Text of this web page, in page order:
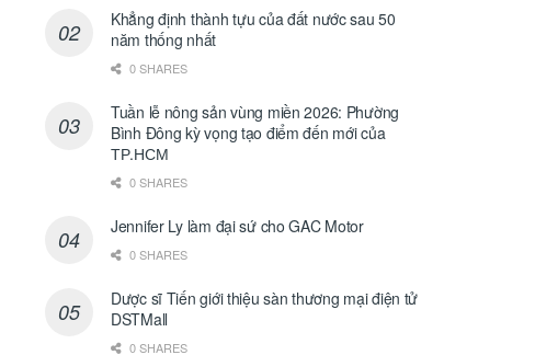
Khẳng định thành tựu của đất nước sau 50
năm thống nhất
0 SHARES
Tuần lễ nông sản vùng miền 2026: Phường
Bình Đông kỳ vọng tạo điểm đến mới của
ТР.НСМ
0 SHARES
Jennifer Ly làm đại sứ cho GAC Motor
0 SHARES
Dược sĩ Tiến giới thiệu sàn thương mại điện tử
DSTMall
0 SHARES